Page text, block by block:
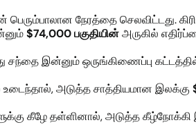
பெரும்பாலான நேரத்தை செலவிட்டது.
$74,000 பகுதியின்அருகில்
சந்தை இன்னும் ஒருங்கிணைப்பு
அடுத்த சாத்தியமான இலக்கு
கீழே தள்ளினால், அடுத்த கீழ்நோக்கி